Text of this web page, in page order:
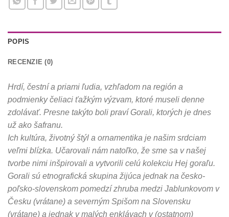
POPIS
RECENZIE (0)
Hrdí, čestní a priami ľudia, vzhľadom na región a
podmienky čeliaci ťažkým výzvam, ktoré museli denne
zdolávať. Presne takýto boli praví Gorali, ktorých je dnes
už ako šafranu.
Ich kultúra, životný štýl a ornamentika je našim srdciam
veľmi blízka. Učarovali nám natoľko, že sme sa v našej
tvorbe nimi inšpirovali a vytvorili celú kolekciu Hej goraľu.
Gorali sú etnografická skupina žijúca jednak na česko-
poľsko-slovenskom pomedzí zhruba medzi Jablunkovom v
Česku (vrátane) a severným Spišom na Slovensku
(vrátane) a jednak v malých enklávach v (ostatnom)